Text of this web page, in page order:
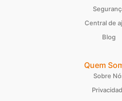
Central de
Blog
Quem
Sobre